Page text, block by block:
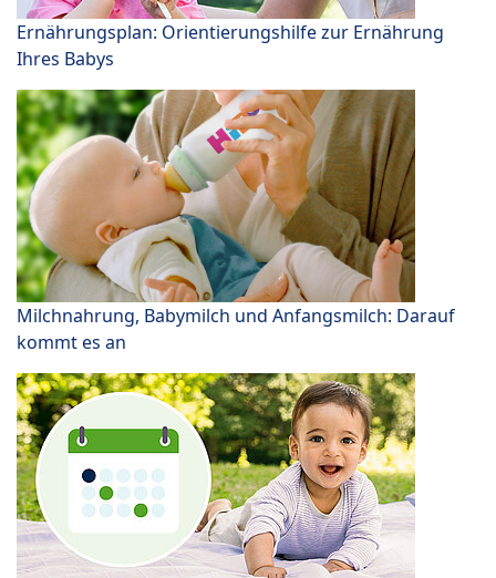
Ernährungsplan: Orientierungshilfe zur Ernährung
Ihres Babys
Milchnahrung, Babymilch und Anfangsmilch: Darauf
kommt es an